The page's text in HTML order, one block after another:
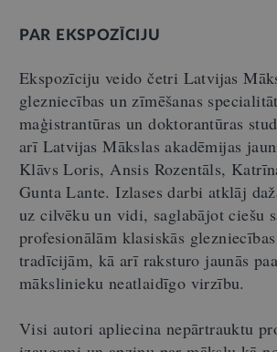
PAR EKSPOZĪCIJU
Ekspozīciju veido četri Latvijas
glezniecības un zīmēšanas
maģistrantūras un doktorantūras
arī Latvijas Mākslas akadēmijas
Klāvs Loris, Ansis Rozentāls,
Gunta Lante. Izlases darbi atklāj
uz cilvēku un vidi, saglabājot ciešu
profesionālām klasiskās
tradīcijām, kā arī raksturo jaunās
mākslinieku neatlaidīgo virzību.
Visi autori apliecina nepārtrauktu